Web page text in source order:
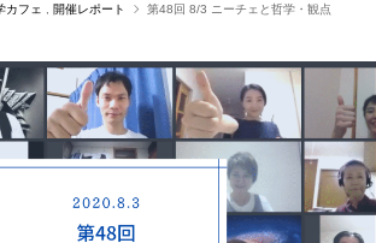
カフェ 開催レポート
第48回 8/3 ニーチェと哲学・観点